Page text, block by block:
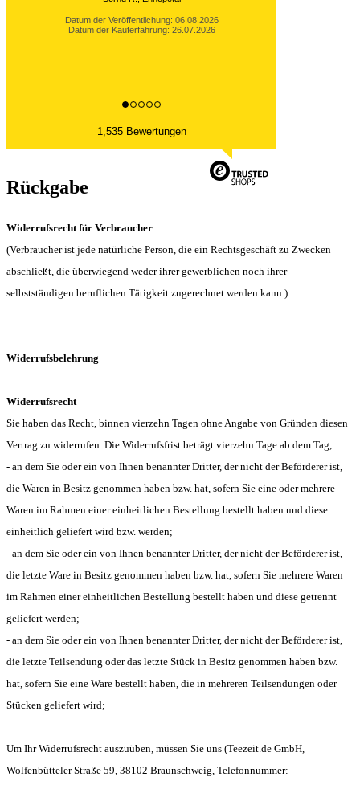
Datum der Veröffentlichung: 06.08.2026
Datum der Kauferfahrung: 27.07.2026
1,535 Bewertungen
Rückgabe
Widerrufsrecht für Verbraucher
(Verbraucher ist jede natürliche Person, die ein Rechtsgeschäft zu Zwecken
abschließt, die überwiegend weder ihrer gewerblichen noch ihrer
selbstständigen beruflichen Tätigkeit zugerechnet werden kann.)
Widerrufsbelehrung
Widerrufsrecht
Sie haben das Recht, binnen vierzehn Tagen ohne Angabe von Gründen diesen
Vertrag zu widerrufen. Die Widerrufsfrist beträgt vierzehn Tage ab dem Tag,
- an dem Sie oder ein von Ihnen benannter Dritter, der nicht der Beförderer ist,
die Waren in Besitz genommen haben bzw. hat, sofern Sie eine oder mehrere
Waren im Rahmen einer einheitlichen Bestellung bestellt haben und diese
einheitlich geliefert wird bzw. werden;
- an dem Sie oder ein von Ihnen benannter Dritter, der nicht der Beförderer ist,
die letzte Ware in Besitz genommen haben bzw. hat, sofern Sie mehrere Waren
im Rahmen einer einheitlichen Bestellung bestellt haben und diese getrennt
geliefert werden;
- an dem Sie oder ein von Ihnen benannter Dritter, der nicht der Beförderer ist,
die letzte Teilsendung oder das letzte Stück in Besitz genommen haben bzw.
hat, sofern Sie eine Ware bestellt haben, die in mehreren Teilsendungen oder
Stücken geliefert wird;
Um Ihr Widerrufsrecht auszuüben, müssen Sie uns (Teezeit.de GmbH,
Wolfenbütteler Straße 59, 38102 Braunschweig, Telefonnummer: